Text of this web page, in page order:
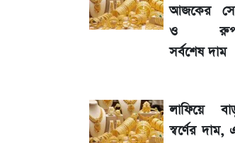
আগামীকালই স্পষ্ট হবে
৬ আগস্ট দেশের বাজারে
আজকের
ও
সর্বশেষ দাম
লাফিয়ে
স্বর্ণের